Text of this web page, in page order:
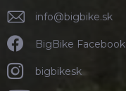
info@bigbike.sk
BigBike Facebook
bigbikesk